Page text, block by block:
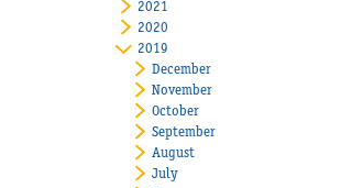
2021
2020
2019
December
November
October
September
August
July